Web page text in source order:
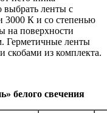
ленты с
3000 К и со степенью
на поверхности
Герметичные ленты
скобами из комплекта.
белого свечения